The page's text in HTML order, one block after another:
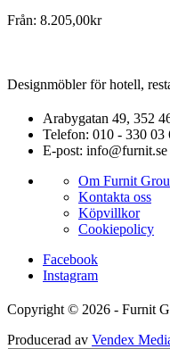
Från: 8.205,00kr
Designmöbler för hotell,
Arabygatan 49, 352
Telefon: 010 - 330 03
E-post: info@furnit.se
Om Furnit
Kontakta oss
Köpvillkor
Cookiepolicy
Facebook
Instagram
Copyright © 2026 - Furnit
Producerad av Vendex